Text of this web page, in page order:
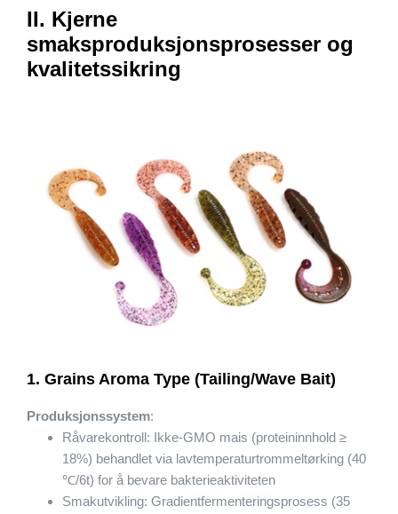
II. Kjerne
smaksproduksjonsprosesser og
kvalitetssikring
1. Grains Aroma Type (Tailing/Wave Bait)
Produksjonssystem:
Råvarekontroll: Ikke-GMO mais (proteininnhold ≥
18%) behandlet via lavtemperaturtrommeltørking (40
℃/6t) for å bevare bakterieaktiviteten
Smakutvikling: Gradientfermenteringsprosess (35